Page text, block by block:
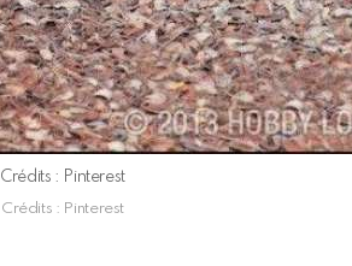
Crédits : Pinterest
Crédits : Pinterest